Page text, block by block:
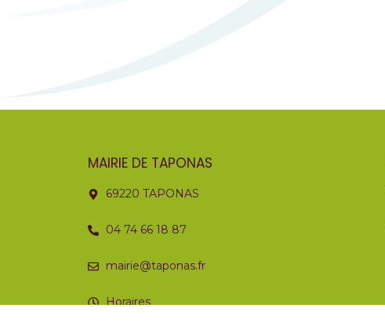
MAIRIE DE TAPONAS
69220 TAPONAS
04 74 66 18 87
mairie@taponas.fr
Horaires